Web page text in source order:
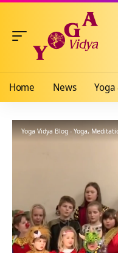
Home News
Yoga Vidya Blog - Yoga,